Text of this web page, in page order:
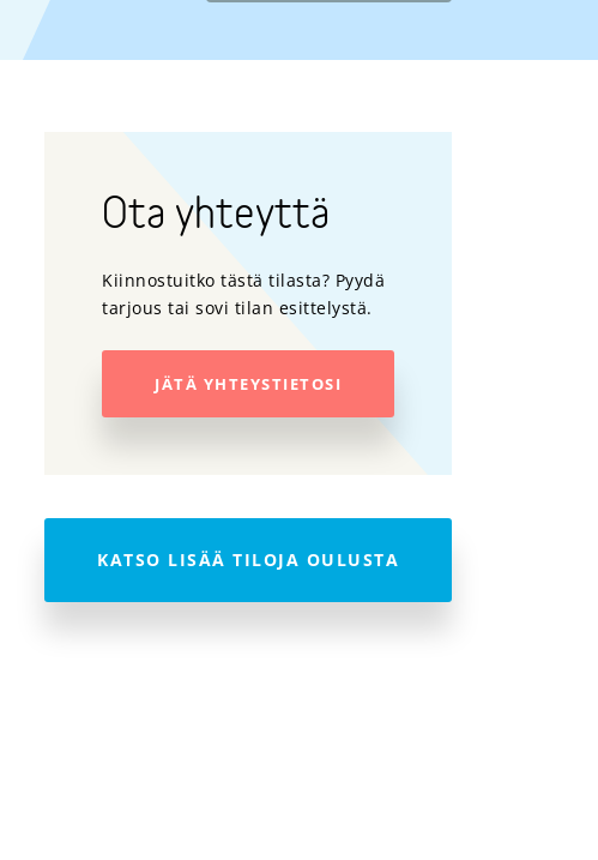
Ota yhteyttä
Kiinnostuitko tästä tilasta? Pyydä
tarjous tai sovi tilan esittelystä.
JÄTÄ YHTEYSTIETOSI
KATSO LISÄÄ TILOJA OULUSTA